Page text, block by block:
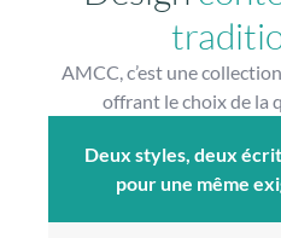
AMCC, c’est une
offrant le choix de la
Deux styles, deux
pour une même